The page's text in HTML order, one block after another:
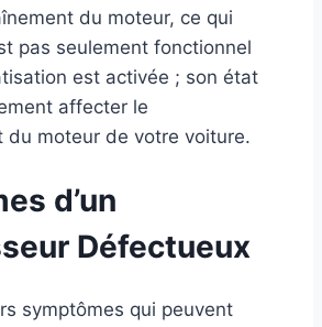
du moteur, ce qui
pas seulement fonctionnel
est activée ; son état
affecter le
du moteur de votre voiture.
d’un
Défectueux
symptômes qui peuvent